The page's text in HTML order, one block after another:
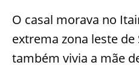
O casal morava no
extrema zona leste de
também vivia a mãe